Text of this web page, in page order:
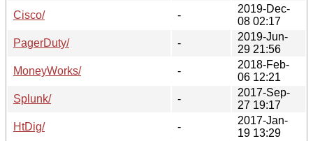
Cisco/
-
2019-Dec-
08 02:17
PagerDuty/
-
2019-Jun-
29 21:56
MoneyWorks/
-
2018-Feb-
06 12:21
Splunk/
-
2017-Sep-
27 19:17
HtDig/
-
2017-Jan-
19 13:29